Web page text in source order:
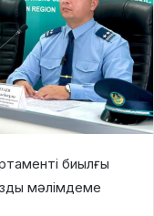
биылғы
мәлімдеме